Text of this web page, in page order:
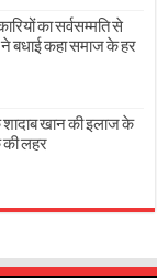
का सर्वसम्मति से
ने बधाई कहा समाज के हर
शादाब खान की इलाज के
की लहर